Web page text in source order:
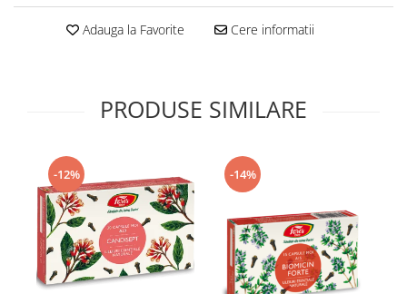
Adauga la Favorite Cere informatii
PRODUSE SIMILARE
-12% -14%